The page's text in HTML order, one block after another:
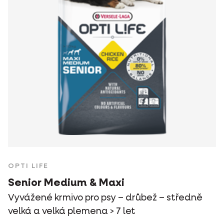
OPTI LIFE
Senior Medium & Maxi
Vyvážené krmivo pro psy – drůbež – středně
velká a velká plemena > 7 let